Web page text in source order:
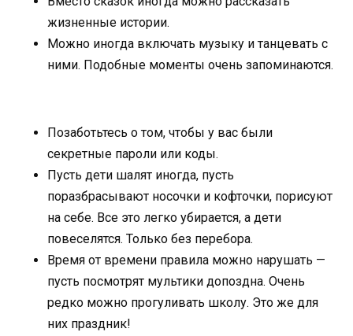
жизненные истории.
Можно иногда включать музыку и танцевать с
ними. Подобные моменты очень запоминаются.
Позаботьтесь о том, чтобы у вас были
секретные пароли или коды.
Пусть дети шалят иногда, пусть
поразбрасывают носочки и кофточки, порисуют
на себе. Все это легко убирается, а дети
повеселятся. Только без перебора.
Время от времени правила можно нарушать —
пусть посмотрят мультики допоздна. Очень
редко можно прогуливать школу. Это же для
них праздник!